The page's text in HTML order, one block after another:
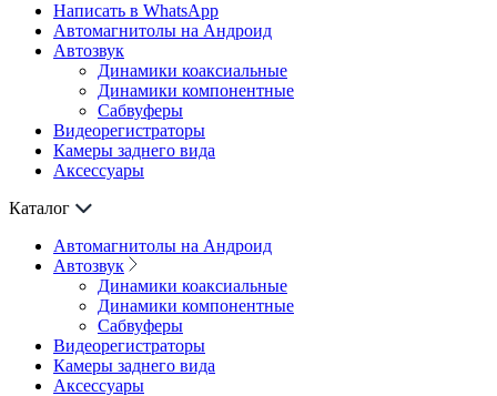
Написать в WhatsApp
Автомагнитолы на Андроид
Автозвук
Динамики коаксиальные
Динамики компонентные
Сабвуферы
Видеорегистраторы
Камеры заднего вида
Аксессуары
Каталог
Автомагнитолы на Андроид
Автозвук
Динамики коаксиальные
Динамики компонентные
Сабвуферы
Видеорегистраторы
Камеры заднего вида
Аксессуары